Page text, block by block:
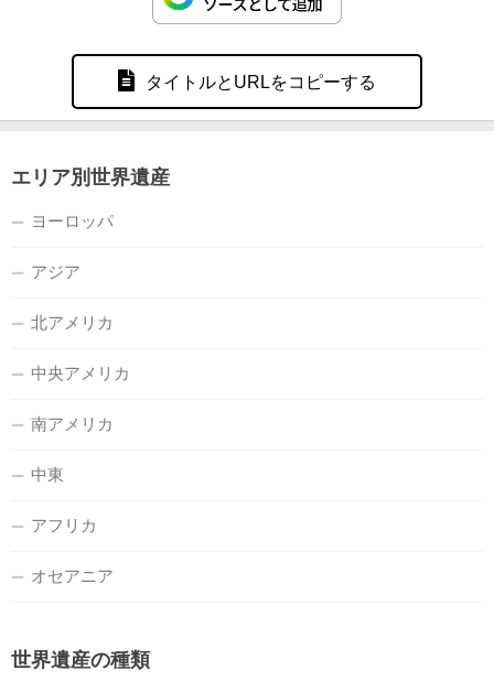
タイトルとURLをコピーする
エリア別世界遺産
ヨーロッパ
アジア
北アメリカ
中央アメリカ
南アメリカ
中東
アフリカ
オセアニア
世界遺産の種類